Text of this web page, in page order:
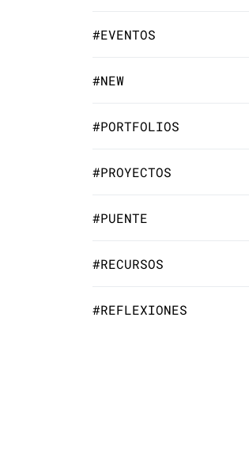
#EVENTOS
#NEW
#PORTFOLIOS
#PROYECTOS
#PUENTE
#RECURSOS
#REFLEXIONES